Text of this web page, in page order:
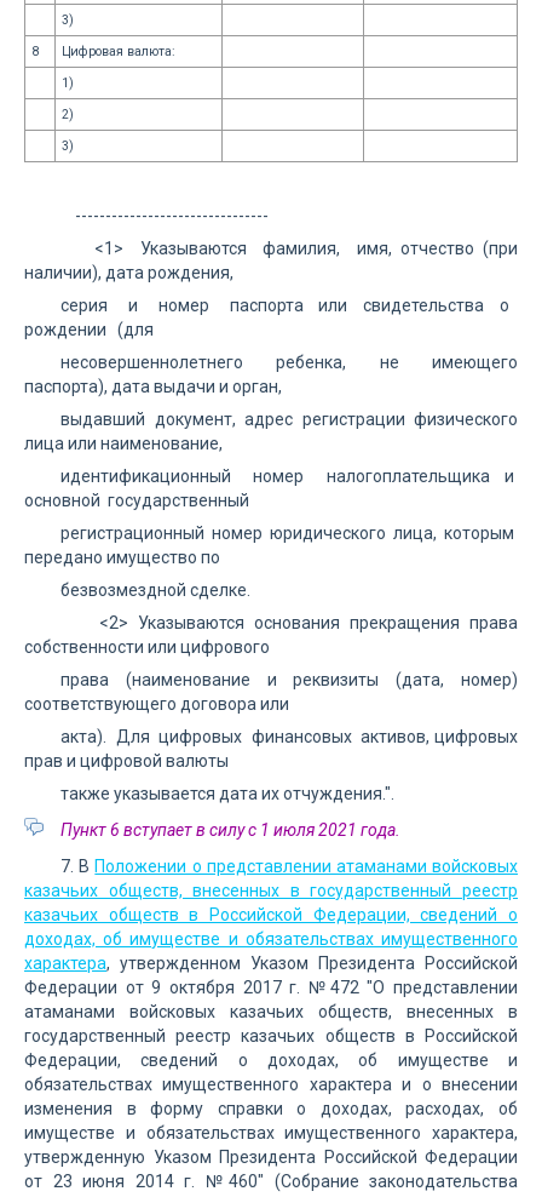
3)
8
Цифровая валюта:
1)
2)
3)
--------------------------------
<1> Указываются фамилия, имя, отчество (при
наличии), дата рождения,
серия и номер паспорта или свидетельства о
рождении (для
несовершеннолетнего ребенка, не имеющего
паспорта), дата выдачи и орган,
выдавший документ, адрес регистрации физического
лица или наименование,
идентификационный номер налогоплательщика и
основной государственный
регистрационный номер юридического лица, которым
передано имущество по
безвозмездной сделке.
<2> Указываются основания прекращения права
собственности или цифрового
права (наименование и реквизиты (дата, номер)
соответствующего договора или
акта). Для цифровых финансовых активов, цифровых
прав и цифровой валюты
также указывается дата их отчуждения.".
Пункт 6 вступает в силу с 1 июля 2021 года.
7. В Положении о представлении атаманами войсковых
казачьих обществ, внесенных в государственный реестр
казачьих обществ в Российской Федерации, сведений о
доходах, об имуществе и обязательствах имущественного
характера, утвержденном Указом Президента Российской
Федерации от 9 октября 2017 г. №472 "О представлении
атаманами войсковых казачьих обществ, внесенных в
государственный реестр казачьих обществ в Российской
Федерации, сведений о доходах, об имуществе и
обязательствах имущественного характера и о внесении
изменения в форму справки о доходах, расходах, об
имуществе и обязательствах имущественного характера,
утвержденную Указом Президента Российской Федерации
от 23 июня 2014 г. №460" (Собрание законодательства